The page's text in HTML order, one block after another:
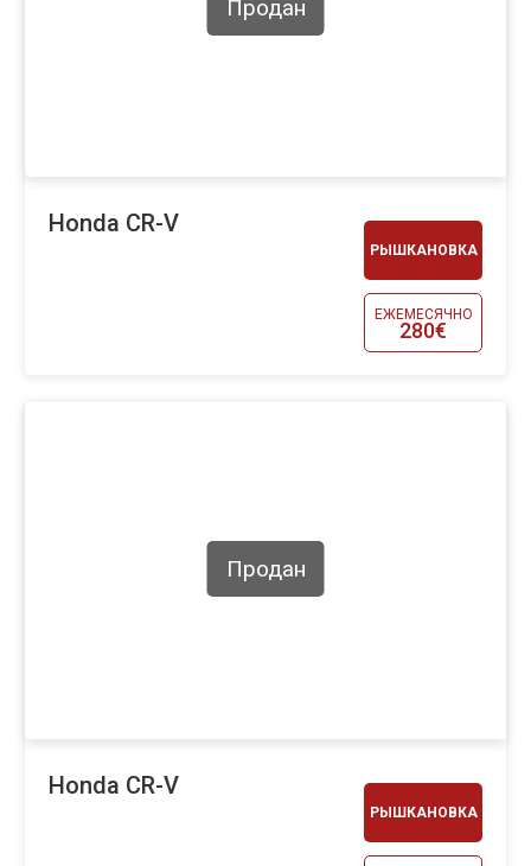
РЫШКАНОВКА
ЕЖЕМЕСЯЧНО
280€
Продан
Honda CR-V
РЫШКАНОВКА
Продан
Honda CR-V